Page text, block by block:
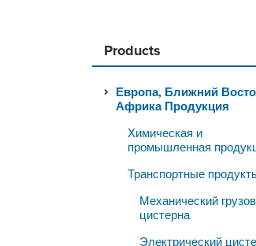
Products
Европа, Ближний
Африка Продукция
Химическая и
промышленная
Транспортные
Механический
цистерна
Электрический